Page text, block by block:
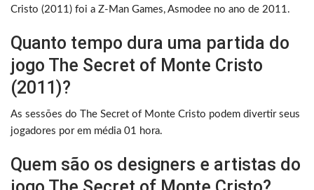
Cristo (2011) foi a Z-Man Games, Asmodee no ano de 2011.
Quanto tempo dura uma partida do
jogo The Secret of Monte Cristo
(2011)?
As sessões do The Secret of Monte Cristo podem divertir seus
jogadores por em média 01 hora.
Quem são os designers e artistas do